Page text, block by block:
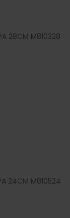
28CM M810328
24CM M810524